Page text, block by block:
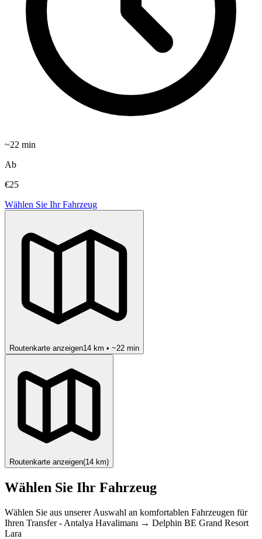
~22 min
Ab
€25
Wählen Sie Ihr Fahrzeug
Routenkarte anzeigen14 km • ~22 min
Routenkarte anzeigen(14 km)
Wählen Sie Ihr Fahrzeug
Wählen Sie aus unserer Auswahl an komfortablen Fahrzeugen für
Ihren Transfer- Antalya Havalimanı → Delphin BE Grand Resort
Lara